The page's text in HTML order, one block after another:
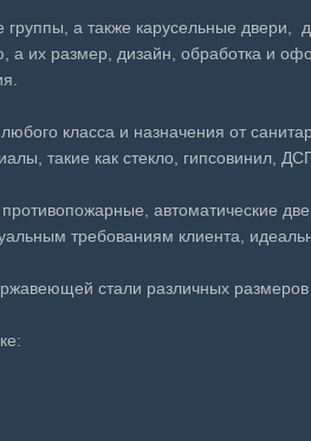
группы , а также карусельные двери ,
а их размер, дизайн, обработка и
класса и назначения от
такие как стекло, гипсовинил,
автоматические
требованиям клиента,
стали различных